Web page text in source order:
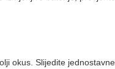
okus. Slijedite